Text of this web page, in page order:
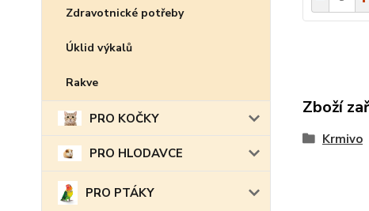
Zdravotnické potřeby
Úklid výkalů
Rakve
PRO KOČKY
PRO HLODAVCE
PRO PTÁKY
Zboží
Krmivo